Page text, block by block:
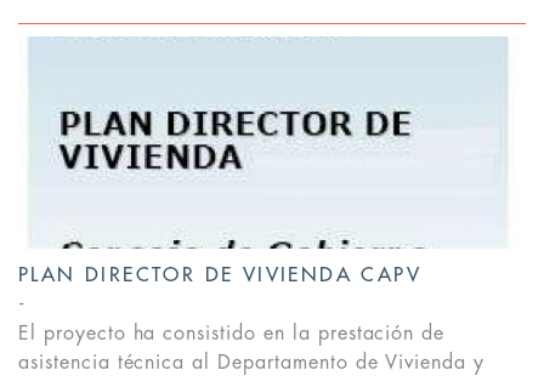
PLAN DIRECTOR DE VIVIENDA CAPV
El proyecto ha consistido en la prestación de
asistencia técnica al Departamento de Vivienda y